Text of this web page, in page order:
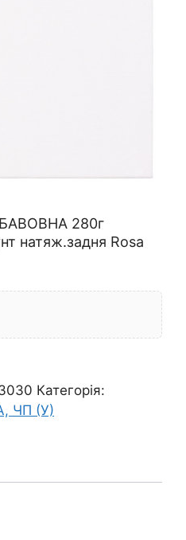
280г
натяж.задня Rosa
Категорія:
ЧП (У)